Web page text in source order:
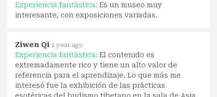
Experiencia fantástica: Es un museo muy
interesante, con exposiciones variadas.
Ziwen Qi 1 year ago
Experiencia fantástica: El contenido es
extremadamente rico y tiene un alto valor de
referencia para el aprendizaje. Lo que más me
interesó fue la exhibición de las prácticas
esotéricas del budismo tibetano en la sala de Asia,